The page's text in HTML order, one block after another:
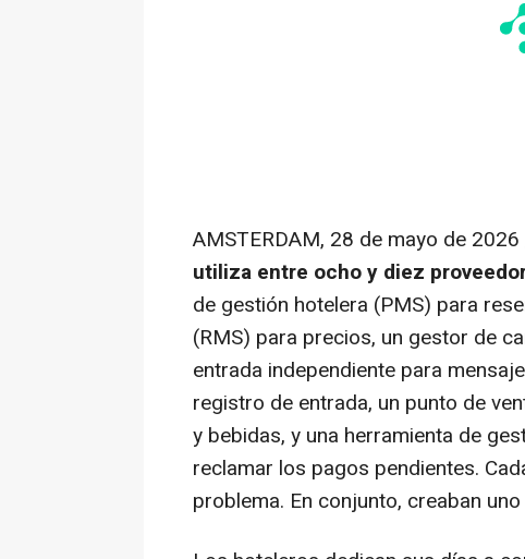
AMSTERDAM, 28 de mayo de 2026
utiliza entre ocho y diez
de gestión hotelera (PMS) para
(RMS) para precios, un gestor de
entrada independiente para
registro de entrada, un punto de
y bebidas, y una herramienta de
reclamar los pagos pendientes.
problema. En conjunto, creaban uno